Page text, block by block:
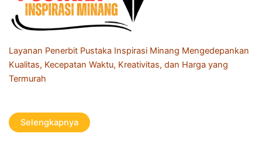
Layanan Penerbit Pustaka Inspirasi Minang Mengedepankan
Kualitas, Kecepatan Waktu, Kreativitas, dan Harga yang
Termurah
Selengkapnya